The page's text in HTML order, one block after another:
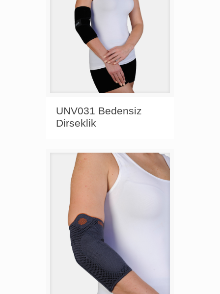
UNV031 Bedensiz
Dirseklik